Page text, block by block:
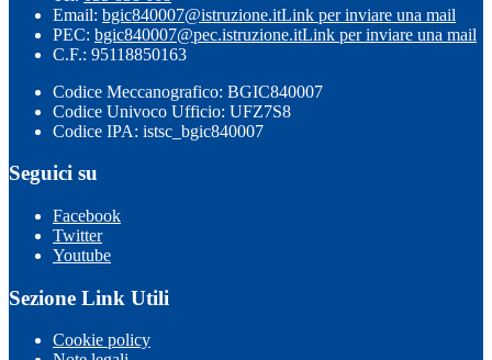
Email: bgic840007@istruzione.itLink per inviare una mail
PEC: bgic840007@pec.istruzione.itLink per inviare una mail
C.F.: 95118850163
Codice Meccanografico: BGIC840007
Codice Univoco Ufficio: UFZ7S8
Codice IPA: istsc_bgic840007
Seguici su
Facebook
Twitter
Youtube
Sezione Link Utili
Cookie policy